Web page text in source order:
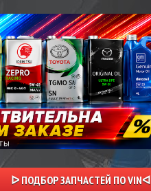
ᐅ ПОДБОР ЗАПЧАСТЕЙ ПО VINᐊ